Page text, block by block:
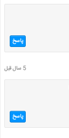
پاسخ
5 سال قبل
پاسخ